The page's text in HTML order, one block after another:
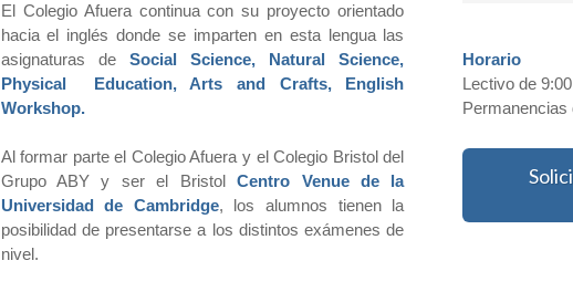
El Colegio Afuera continua con su proyecto orientado
hacia el inglés donde se imparten en esta lengua las
asignaturas de Social Science, Natural Science,
Physical Education, Arts and Crafts, English
Workshop.
Al formar parte el Colegio Afuera y el Colegio Bristol del
Grupo ABY y ser el BristolCentro Venue de la
Universidad de Cambridge, los alumnos tienen la
posibilidad de presentarse a los distintos exámenes de
nivel.
Horario
Lectivo de
Permanencias